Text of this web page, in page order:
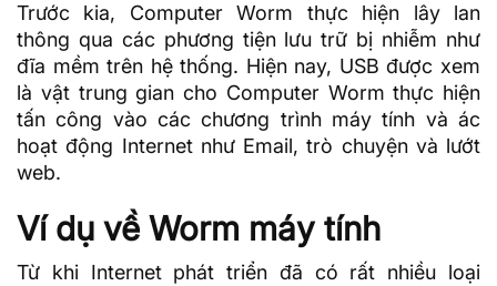
Trước kia, Computer Worm thực hiện lây lan
thông qua các phương tiện lưu trữ bị nhiễm như
đĩa mềm trên hệ thống. Hiện nay, USB được xem
là vật trung gian cho Computer Worm thực hiện
tấn công vào các chương trình máy tính và ác
hoạt động Internet như Email, trò chuyện và lướt
web.
Ví dụ về Worm máy tính
Từ khi Internet phát triển đã có rất nhiều loại